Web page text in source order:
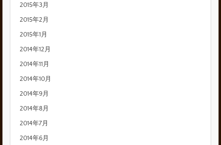
2015年3月
2015年2月
2015年1月
2014年12月
2014年11月
2014年10月
2014年9月
2014年8月
2014年7月
2014年6月